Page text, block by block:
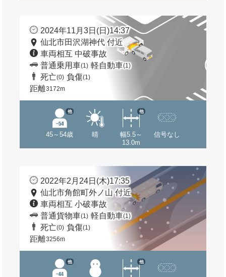
2024年11月3日(日)14:37
仙北市田沢湖神代 付近
車両相互 中破事故
普通乗用車(1) 軽自動車(1)
死亡(0) 負傷(1)
距離3172m
45～54歳
他
晴
幅5.5～
13.0m
他
信号なし
2022年2月24日(木)17:35
仙北市角館町外ノ山 付近
車両相互 小破事故
普通貨物車(1) 軽自動車(1)
死亡(0) 負傷(1)
距離3256m
他 他